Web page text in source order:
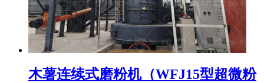
木薯连续式磨粉机（WFJ15型超微粉